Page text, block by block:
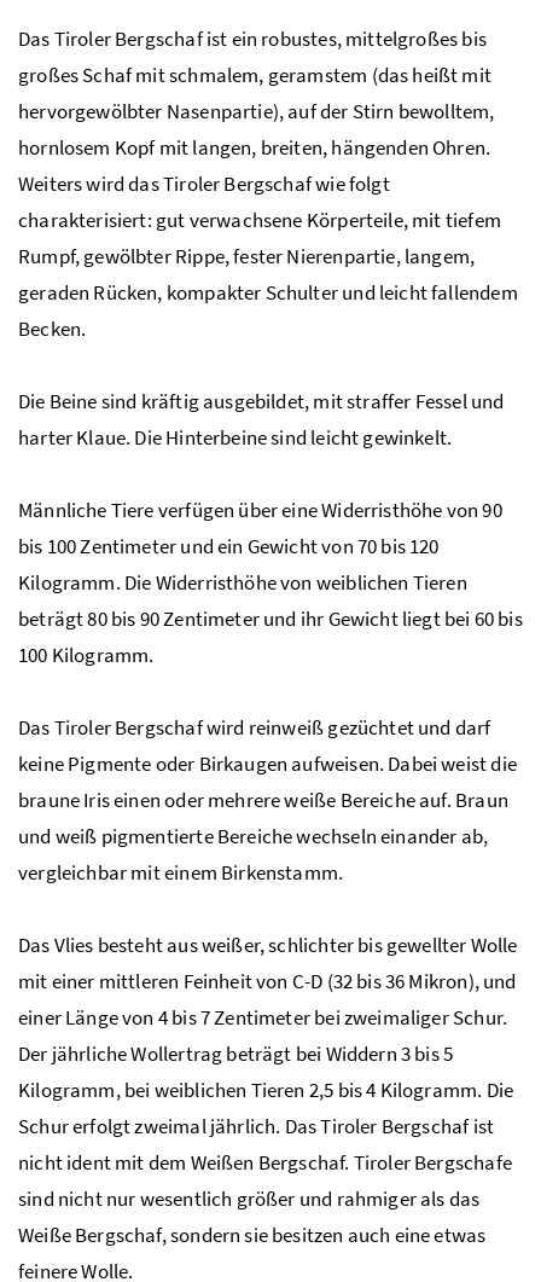
Das Tiroler Bergschaf ist ein robustes, mittelgroßes bis
großes Schaf mit schmalem, geramstem (das heißt mit
hervorgewölbter Nasenpartie), auf der Stirn bewolltem,
hornlosem Kopf mit langen, breiten, hängenden Ohren.
Weiters wird das Tiroler Bergschaf wie folgt
charakterisiert: gut verwachsene Körperteile, mit tiefem
Rumpf, gewölbter Rippe, fester Nierenpartie, langem,
geraden Rücken, kompakter Schulter und leicht fallendem
Becken.
Die Beine sind kräftig ausgebildet, mit straffer Fessel und
harter Klaue. Die Hinterbeine sind leicht gewinkelt.
Männliche Tiere verfügen über eine Widerristhöhe von 90
bis 100 Zentimeter und ein Gewicht von 70 bis 120
Kilogramm. Die Widerristhöhe von weiblichen Tieren
beträgt 80 bis 90 Zentimeter und ihr Gewicht liegt bei 60 bis
100 Kilogramm.
Das Tiroler Bergschaf wird reinweiß gezüchtet und darf
keine Pigmente oder Birkaugen aufweisen. Dabei weist die
braune Iris einen oder mehrere weiße Bereiche auf. Braun
und weiß pigmentierte Bereiche wechseln einander ab,
vergleichbar mit einem Birkenstamm.
Das Vlies besteht aus weißer, schlichter bis gewellter Wolle
mit einer mittleren Feinheit von C-D (32 bis 36 Mikron), und
einer Länge von 4 bis 7 Zentimeter bei zweimaliger Schur.
Der jährliche Wollertrag beträgt bei Widdern 3 bis 5
Kilogramm, bei weiblichen Tieren 2,5 bis 4 Kilogramm. Die
Schur erfolgt zweimal jährlich. Das Tiroler Bergschaf ist
nicht ident mit dem Weißen Bergschaf. Tiroler Bergschafe
sind nicht nur wesentlich größer und rahmiger als das
Weiße Bergschaf, sondern sie besitzen auch eine etwas
feinere Wolle.